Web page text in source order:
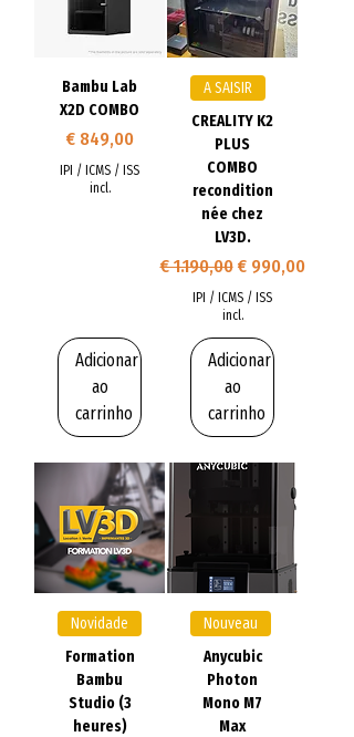
Bambu Lab
X2D COMBO
Preço
€ 849,00
IPI / ICMS / ISS
incl.
Adicionar
ao
carrinho
A SAISIR
CREALITY K2
PLUS
COMBO
recondition
née chez
LV3D.
Preço normal
€ 1.190,00 Preço
€ 990,00
IPI / ICMS / ISS
incl.
Adicionar
ao
carrinho
Novidade
Formation
Bambu
Studio (3
heures)
Nouveau
Anycubic
Photon
Mono M7
Max